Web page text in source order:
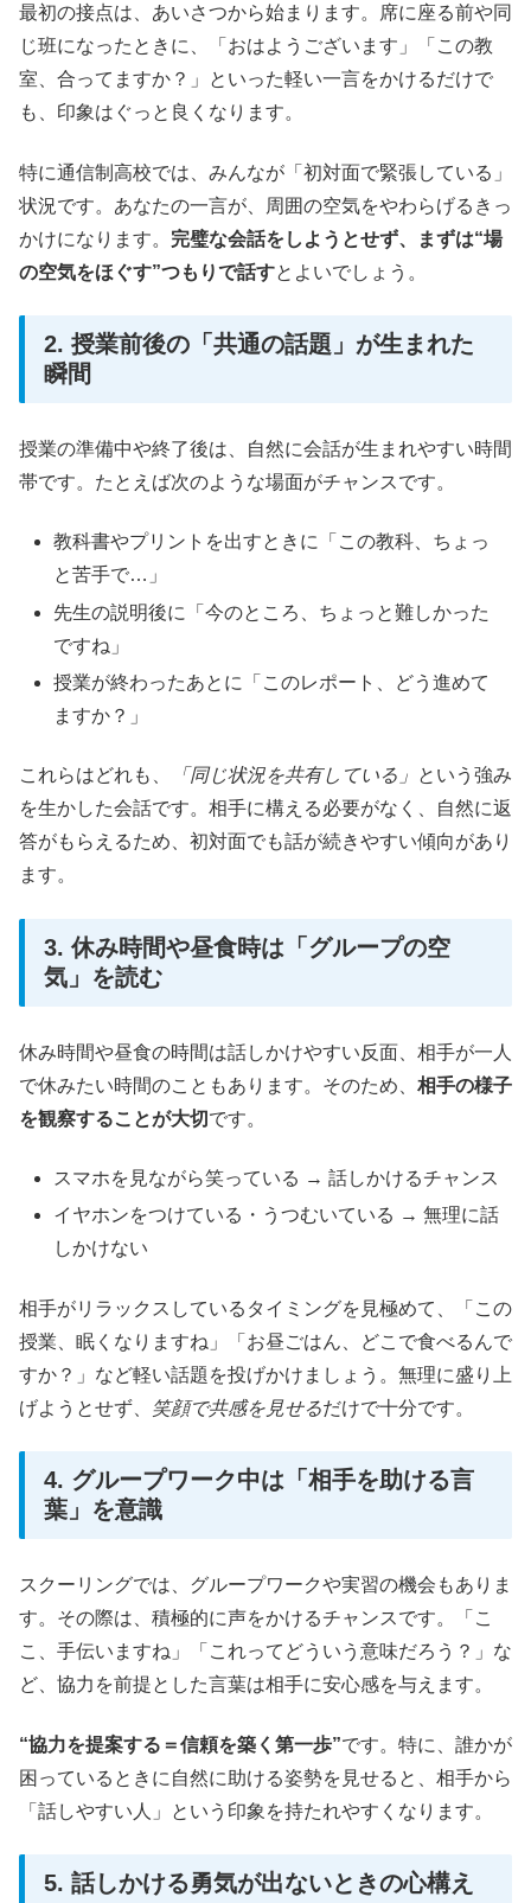
最初の接点は、あいさつから始まります。席に座る前や同
じ班になったときに、「おはようございます」「この教
室、合ってますか？」といった軽い一言をかけるだけで
も、印象はぐっと良くなります。
特に通信制高校では、みんなが「初対面で緊張している」
状況です。あなたの一言が、周囲の空気をやわらげるきっ
かけになります。 完璧な会話をしようとせず、まずは“場
の空気をほぐす”つもりで話すとよいでしょう。
2. 授業前後の「共通の話題」が生まれた
瞬間
授業の準備中や終了後は、自然に会話が生まれやすい時間
帯です。たとえば次のような場面がチャンスです。
教科書やプリントを出すときに「この教科、ちょっ
と苦手で…」
先生の説明後に「今のところ、ちょっと難しかった
ですね」
授業が終わったあとに「このレポート、どう進めて
ますか？」
これらはどれも、 「同じ状況を共有している」 という強み
を生かした会話です。相手に構える必要がなく、自然に返
答がもらえるため、初対面でも話が続きやすい傾向があり
ます。
3. 休み時間や昼食時は「グループの空
気」を読む
休み時間や昼食の時間は話しかけやすい反面、相手が一人
で休みたい時間のこともあります。そのため、 相手の様子
を観察することが大切 です。
スマホを見ながら笑っている → 話しかけるチャンス
イヤホンをつけている・うつむいている → 無理に話
しかけない
相手がリラックスしているタイミングを見極めて、「この
授業、眠くなりますね」「お昼ごはん、どこで食べるんで
すか？」など軽い話題を投げかけましょう。無理に盛り上
げようとせず、 笑顔で共感を見せるだけで十分です。
4. グループワーク中は「相手を助ける言
葉」を意識
スクーリングでは、グループワークや実習の機会もありま
す。その際は、積極的に声をかけるチャンスです。「こ
こ、手伝いますね」「これってどういう意味だろう？」な
ど、協力を前提とした言葉は相手に安心感を与えます。
“協力を提案する＝信頼を築く第一歩”です。特に、誰かが
困っているときに自然に助ける姿勢を見せると、相手から
「話しやすい人」という印象を持たれやすくなります。
5. 話しかける勇気が出ないときの心構え